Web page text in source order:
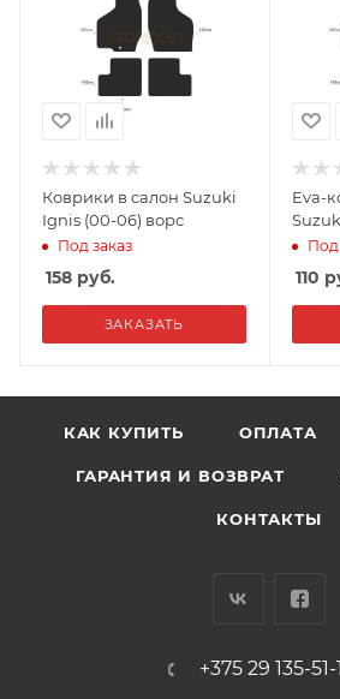
Коврики в салон Suzuki
Ignis (00-06) ворс
Под заказ
158 руб.
ЗАКАЗАТЬ
Eva-
Под
110
КАК КУПИТЬ ОПЛАТА
ГАРАНТИЯ И ВОЗВРАТ
КОНТАКТЫ
+375 29 135-51-